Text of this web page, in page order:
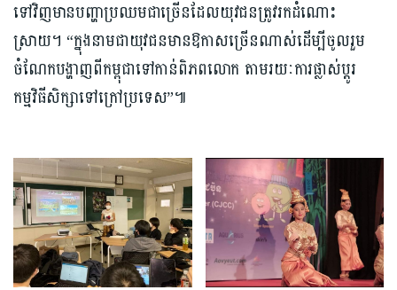
ទៅវិញមានបញ្ហាប្រឈមជាច្រើនដែលយុវជនត្រូវរកដំណោះ
ស្រាយ។ “ក្នុងនាមជាយុវជនមានឱកាសច្រើនណាស់ដើម្បីចូលរួម
ចំណែកបង្ហាញពីកម្ពុជាទៅកាន់ពិភពលោក តាមរយៈការផ្លាស់ប្តូរ
កម្មវិធីសិក្សាទៅក្រៅប្រទេស”៕